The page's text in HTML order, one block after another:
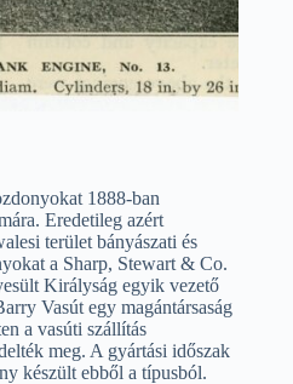
1888-ban
Eredetileg azért
terület bányászati és
a Sharp, Stewart & Co.
Királyság egyik vezető
Vasút egy magántársaság
a vasúti szállítás
meg. A gyártási időszak
készült ebből a típusból.